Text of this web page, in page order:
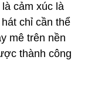
cảm xúc là
chỉ cần thể
mê trên nền
thành công